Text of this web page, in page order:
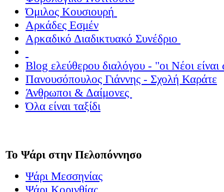
Όμιλος Κουσιουρή
Αρκάδες Εσμέν
Αρκαδικό Διαδικτυακό Συνέδριο
Blog ελεύθερου διαλόγου - "οι Νέοι είναι
Πανουσόπουλος Γιάννης - Σχολή Καράτε
Άνθρωποι & Δαίμονες
Όλα είναι ταξίδι
Το Ψάρι στην Πελοπόννησο
Ψάρι Μεσσηνίας